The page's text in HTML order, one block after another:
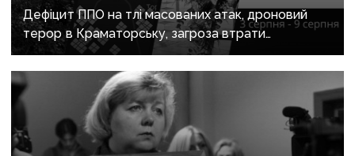
Дефіцит ППО на тлі масованих атак, дроновий
терор в Краматорську, загроза втрати
Костянтинівки та прощання з Олексієм Юковим:
важливе за тиждень